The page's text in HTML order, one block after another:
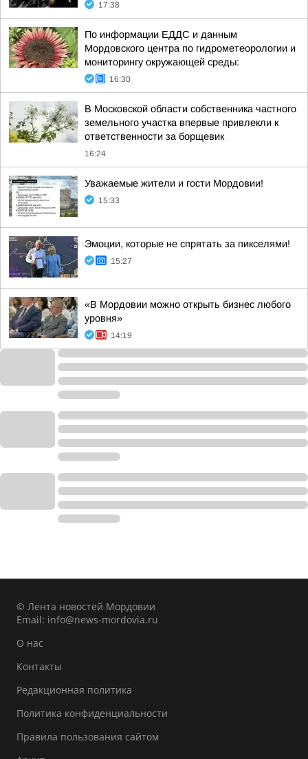
17:38
По информации ЕДДС и данным
Мордовского центра по гидрометеорологии и
мониторингу окружающей среды:
16:30
В Московской области собственника частного
земельного участка впервые привлекли к
ответственности за борщевик
16:24
Уважаемые жители и гости Мордовии!
15:33
Эмоции, которые не спрятать за пикселями!
15:27
«В Мордовии можно открыть бизнес любого
уровня»
14:19
© Лента новостей Мордовии
Email: info@news-mordovia.ru
О нас
Контакты
Редакционная политика
Политика конфиденциальности
Правила пользования сайтом